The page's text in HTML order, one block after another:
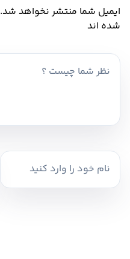
ایمیل شما منتشر نخواهد شد.
شده اند